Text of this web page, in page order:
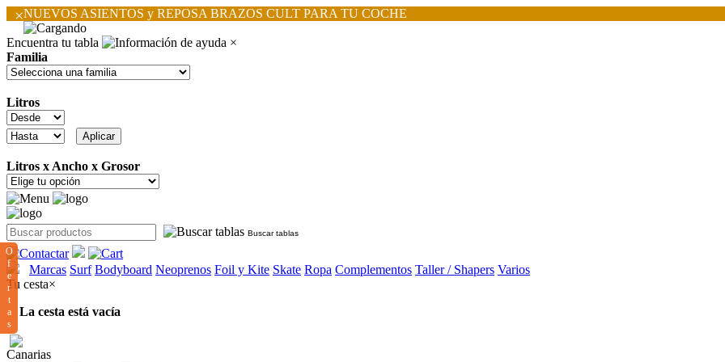
×NUEVOS ASIENTOS y REPOSA BRAZOS CULT PARA TU COCHE
Encuentra tu tabla
×
Familia
Litros
Litros x Ancho x Grosor
Buscar tablas
Marcas Surf Bodyboard Neoprenos Foil y Kite Skate Ropa Complementos Taller / Shapers Varios
O
f
e
r
t
a
s
Tu cesta×
La cesta está vacía
Canarias